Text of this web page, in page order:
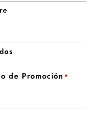
de Promoción *